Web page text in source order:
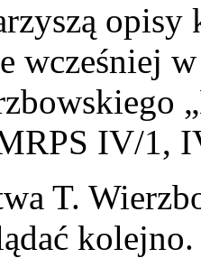
opisy
wcześniej
IV/1,
T.